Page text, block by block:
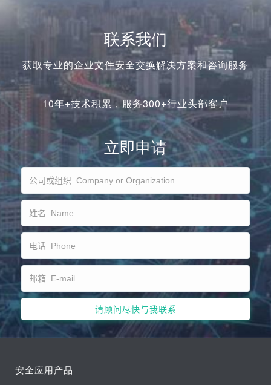
联系我们
获取专业的企业文件安全交换解决方案和咨询服务
10年+技术积累，服务300+行业头部客户
立即申请
安全应用产品